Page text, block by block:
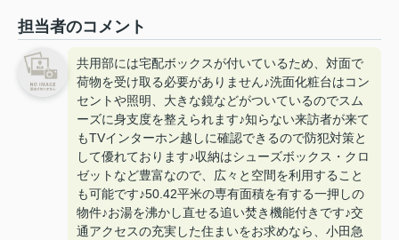
担当者のコメント
共用部には宅配ボックスが付いているため、対面で
荷物を受け取る必要がありません♪洗面化粧台はコン
セントや照明、大きな鏡などがついているのでスム
ーズに身支度を整えられます♪知らない来訪者が来て
もTVインターホン越しに確認できるので防犯対策と
して優れております♪収納はシューズボックス・クロ
ゼットなど豊富なので、広々と空間を利用すること
も可能です♪50.42平米の専有面積を有する一押しの
物件♪お湯を沸かし直せる追い焚き機能付きです♪交
通アクセスの充実した住まいをお求めなら、小田急